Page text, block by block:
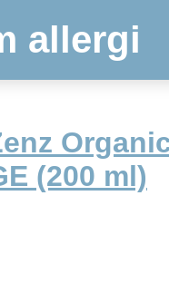
allergi
(200 ml)